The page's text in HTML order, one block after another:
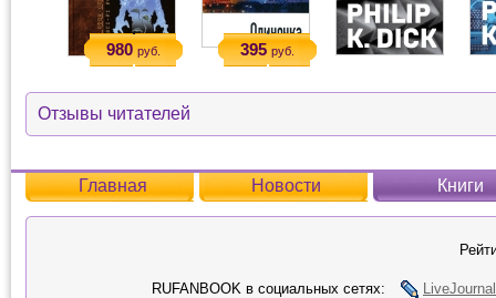
980 руб. 395 руб.
Отзывы читателей
Главная Новости Книги
RUFANBOOK в социальных сетях:
LiveJournal